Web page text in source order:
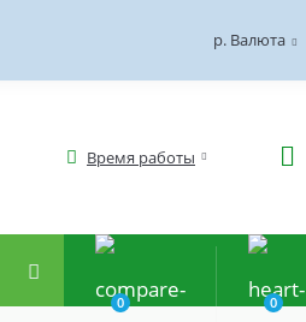
р. Валюта
Время работы
0 0